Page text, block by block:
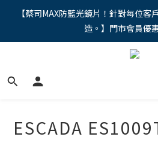
"馬年新章續寫，視界品味進階，限時
免手續費。
【蔡司MAX防藍光鏡片！針對每位
造。】門市會員優
"馬年新章續寫，視界品味進階，限時
ESCADA